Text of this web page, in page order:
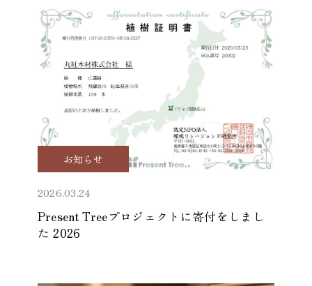
お知らせ
2026.03.24
Present Treeプロジェクトに寄付をしまし
た 2026